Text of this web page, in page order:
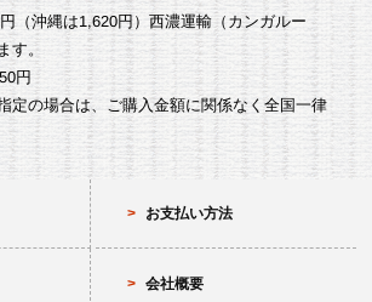
（沖縄は1,620円）西濃運輸（カンガルー
す。
円
定の場合は、ご購入金額に関係なく全国一律
お支払い方法
会社概要